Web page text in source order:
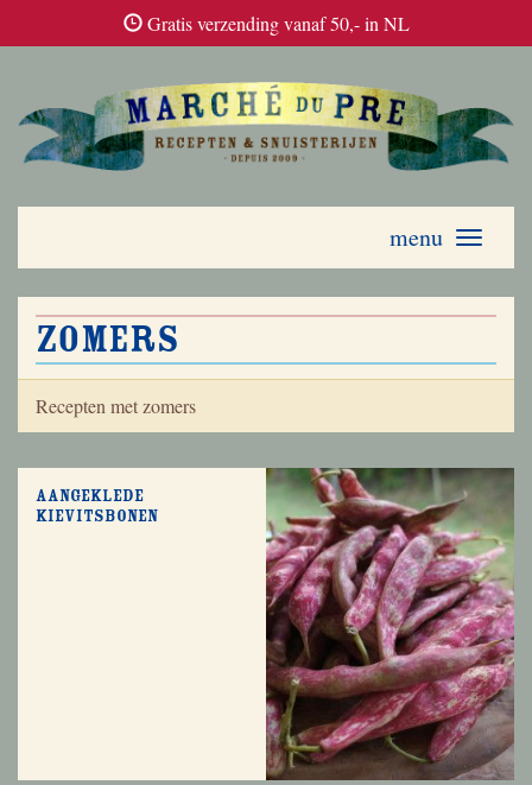
Gratis verzending vanaf 50,- in NL
Toggle
menu
zomers
Recepten met zomers
Aangeklede
kievitsbonen